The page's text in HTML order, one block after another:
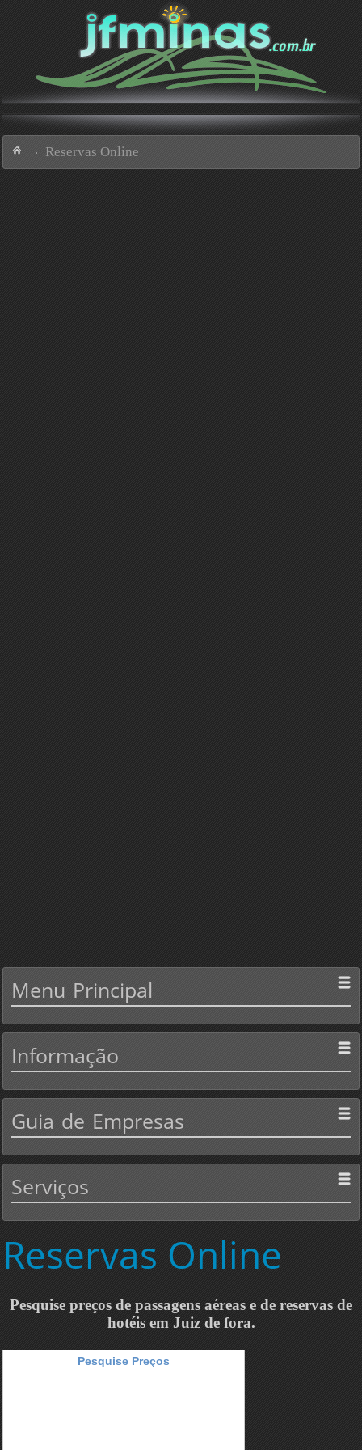
Reservas Online
Menu Principal
Informação
Guia de Empresas
Serviços
Reservas Online
Pesquise preços de passagens aéreas e de reservas de
hotéis em Juiz de fora.
Pesquise Preços